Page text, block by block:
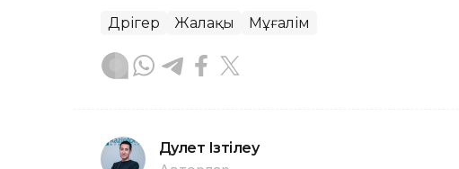
Дәрігер Жалақы Мұғалім
Дәулет Ізтілеу